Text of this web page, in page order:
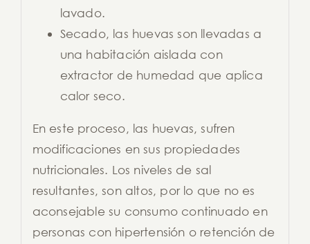
lavado.
Secado, las huevas son llevadas a
una habitación aislada con
extractor de humedad que aplica
calor seco.
En este proceso, las huevas, sufren
modificaciones en sus propiedades
nutricionales. Los niveles de sal
resultantes, son altos, por lo que no es
aconsejable su consumo continuado en
personas con hipertensión o retención de